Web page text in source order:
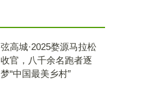
弦高城·2025婺源马拉松
收官，八千余名跑者逐
梦“中国最美乡村”